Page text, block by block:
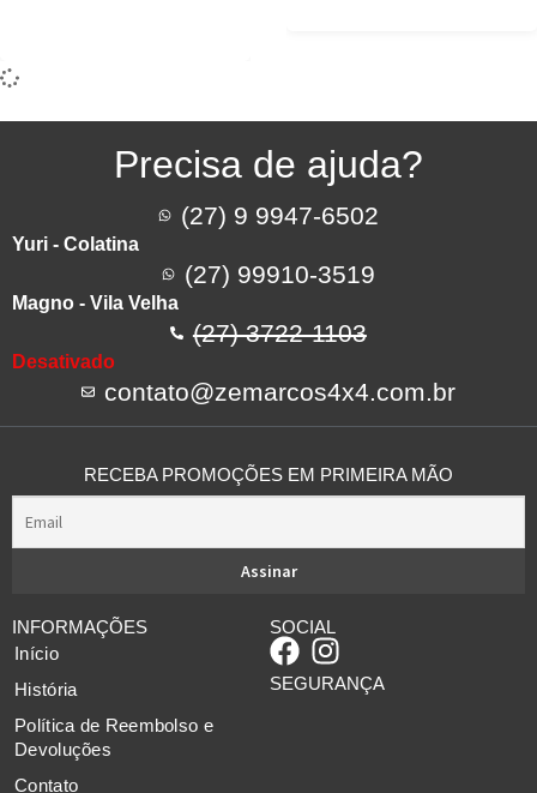
Precisa de ajuda?
(27) 9 9947-6502
Yuri - Colatina
(27) 99910-3519
Magno - Vila Velha
(27) 3722-1103
Desativado
contato@zemarcos4x4.com.br
RECEBA PROMOÇÕES EM PRIMEIRA MÃO
INFORMAÇÕES
Início
História
Política de Reembolso e
Devoluções
Contato
SOCIAL
SEGURANÇA